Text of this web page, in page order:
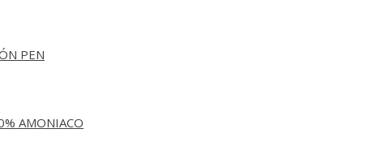
PEN
AMONIACO